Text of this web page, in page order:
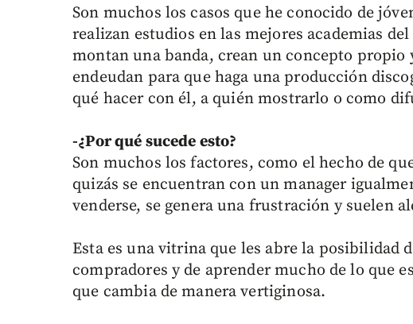
Son muchos los casos que he conocido de
realizan estudios en las mejores academias
montan una banda, crean un concepto propio
endeudan para que haga una producción
qué hacer con él, a quién mostrarlo o como
-¿Por qué sucede esto?
Son muchos los factores, como el hecho de
quizás se encuentran con un manager
venderse, se genera una frustración y suelen
Esta es una vitrina que les abre la posibilidad
compradores y de aprender mucho de lo que
que cambia de manera vertiginosa.